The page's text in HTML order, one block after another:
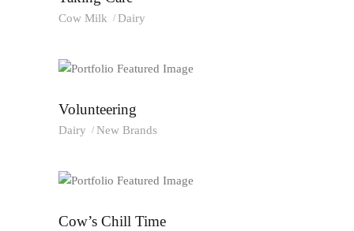
Cow Milk Dairy
Volunteering
Dairy New Brands
Cow’s Chill Time